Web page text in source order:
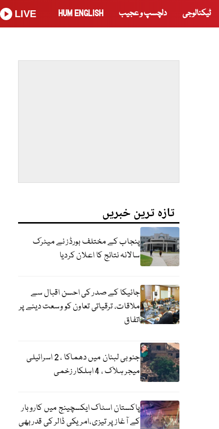
ٹیکنالوجی دلچسپ و عجیب HUM ENGLISH
LIVE
تازہ ترین خبریں
پنجاب کے مختلف بورڈز نے میٹرک
سالانہ نتائج کا اعلان کردیا
جائیکا کے صدر کی احسن اقبال سے
ملاقات، ترقیاتی تعاون کو وسعت دینے پر
اتفاق
جنوبی لبنان میں دھماکا ، 2 اسرائیلی
میجر ہلاک ، 4 اہلکار زخمی
پاکستان اسٹاک ایکسچینج میں کاروبار
کے آغاز پر تیزی،امریکی ڈالر کی قدر بھی